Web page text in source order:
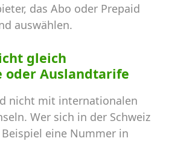
das Abo oder Prepaid
auswählen.
gleich
Auslandtarife
nicht mit internationalen
Wer sich in der Schweiz
eine Nummer in